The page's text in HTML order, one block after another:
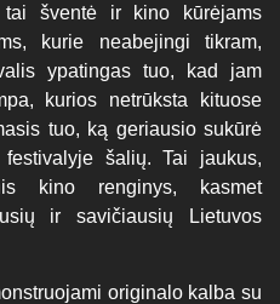
tai šventė ir kino kūrėjams
kurie neabejingi tikram,
ypatingas tuo, kad jam
kurios netrūksta kituose
tuo, ką geriausio sukūrė
šalių. Tai jaukus,
kino renginys, kasmet
ir savičiausių Lietuvos
originalo kalba su